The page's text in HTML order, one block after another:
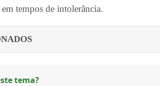
tempos de intolerância.
tema?